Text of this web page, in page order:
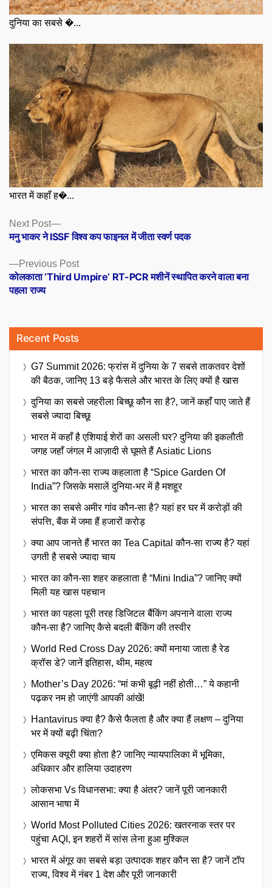
दुनिया का सबसे �...
भारत में कहाँ ह�...
Posts
navigation
Previous PostPrevious
post:
कोलकाता ‘Third Umpire’ RT-PCR मशीनें स्थापित करने वाला बना
पहला राज्य
Next Post
Next
post:
मनु भाकर ने ISSF विश्व कप फाइनल में जीता स्वर्ण पदक
Recent Posts
G7 Summit 2026: फ्रांस में दुनिया के 7 सबसे ताकतवर देशों
की बैठक, जानिए 13 बड़े फैसले और भारत के लिए क्यों है खास
दुनिया का सबसे जहरीला बिच्छू कौन सा है?, जानें कहाँ पाए जाते हैं
सबसे ज्यादा बिच्छू
भारत में कहाँ है एशियाई शेरों का असली घर? दुनिया की इकलौती
जगह जहाँ जंगल में आज़ादी से घूमते हैं Asiatic Lions
भारत का कौन-सा राज्य कहलाता है “Spice Garden Of
India”? जिसके मसालें दुनिया-भर में है मशहूर
भारत का सबसे अमीर गांव कौन-सा है? यहां हर घर में करोड़ों की
संपत्ति, बैंक में जमा हैं हजारों करोड़
क्या आप जानते हैं भारत का Tea Capital कौन-सा राज्य है? यहां
उगती है सबसे ज्यादा चाय
भारत का कौन-सा शहर कहलाता है “Mini India”? जानिए क्यों
मिली यह खास पहचान
भारत का पहला पूरी तरह डिजिटल बैंकिंग अपनाने वाला राज्य
कौन-सा है? जानिए कैसे बदली बैंकिंग की तस्वीर
World Red Cross Day 2026: क्यों मनाया जाता है रेड
क्रॉस डे? जानें इतिहास, थीम, महत्व
Mother’s Day 2026: “मां कभी बूढ़ी नहीं होती…” ये कहानी
पढ़कर नम हो जाएंगी आपकी आंखें!
Hantavirus क्या है? कैसे फैलता है और क्या हैं लक्षण – दुनिया
भर में क्यों बढ़ी चिंता?
एमिकस क्यूरी क्या होता है? जानिए न्यायपालिका में भूमिका,
अधिकार और हालिया उदाहरण
लोकसभा Vs विधानसभा: क्या है अंतर? जानें पूरी जानकारी
आसान भाषा में
World Most Polluted Cities 2026: खतरनाक स्तर पर
पहुंचा AQI, इन शहरों में सांस लेना हुआ मुश्किल
भारत में अंगूर का सबसे बड़ा उत्पादक शहर कौन सा है? जानें टॉप
राज्य, विश्व में नंबर 1 देश और पूरी जानकारी